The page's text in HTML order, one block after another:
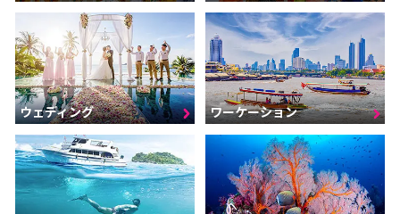
ウェディング ワーケーション